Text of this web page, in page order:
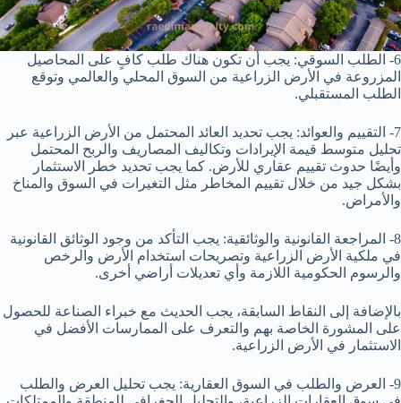
6- الطلب السوقي: يجب أن تكون هناك طلب كافٍ على المحاصيل
المزروعة في الأرض الزراعية من السوق المحلي والعالمي وتوقع
الطلب المستقبلي.
7- التقييم والعوائد: يجب تحديد العائد المحتمل من الأرض الزراعية عبر
تحليل متوسط قيمة الإيرادات وتكاليف المصاريف والربح المحتمل
وأيضًا حدوث تقييم عقاري للأرض. كما يجب تحديد خطر الاستثمار
بشكل جيد من خلال تقييم المخاطر مثل التغيرات في السوق والمناخ
والأمراض.
8- المراجعة القانونية والوثائقية: يجب التأكد من وجود الوثائق القانونية
في ملكية الأرض الزراعية وتصريحات استخدام الأرض والرخص
والرسوم الحكومية اللازمة وأي تعديلات أراضي أخرى.
بالإضافة إلى النقاط السابقة، يجب الحديث مع خبراء الصناعة للحصول
على المشورة الخاصة بهم والتعرف على الممارسات الأفضل في
الاستثمار في الأرض الزراعية.
9- العرض والطلب في السوق العقارية: يجب تحليل العرض والطلب